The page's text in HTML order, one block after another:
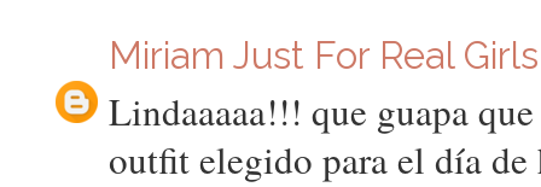
Miriam Just For Real Girls
Lindaaaaa!!! que guapa
outfit elegido para el día de